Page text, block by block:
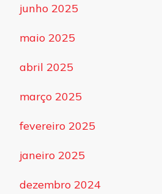
junho 2025
maio 2025
abril 2025
março 2025
fevereiro 2025
janeiro 2025
dezembro 2024